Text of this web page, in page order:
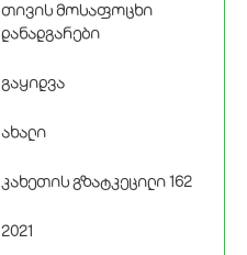
თივის მოსაფოცხი
დანადგარები
გაყიდვა
ახალი
კახეთის გზატკეცილი 162
2021